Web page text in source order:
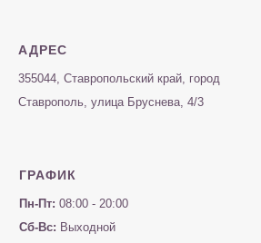
АДРЕС
355044, Ставропольский край, город
Ставрополь, улица Бруснева, 4/3
ГРАФИК
Пн-Пт: 08:00 - 20:00
Сб-Вс: Выходной